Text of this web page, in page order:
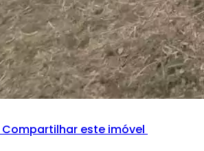
Compartilhar este imóvel